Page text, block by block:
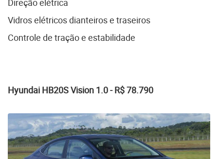
Direção elétrica
Vidros elétricos dianteiros e traseiros
Controle de tração e estabilidade
Hyundai HB20S Vision 1.0 - R$ 78.790